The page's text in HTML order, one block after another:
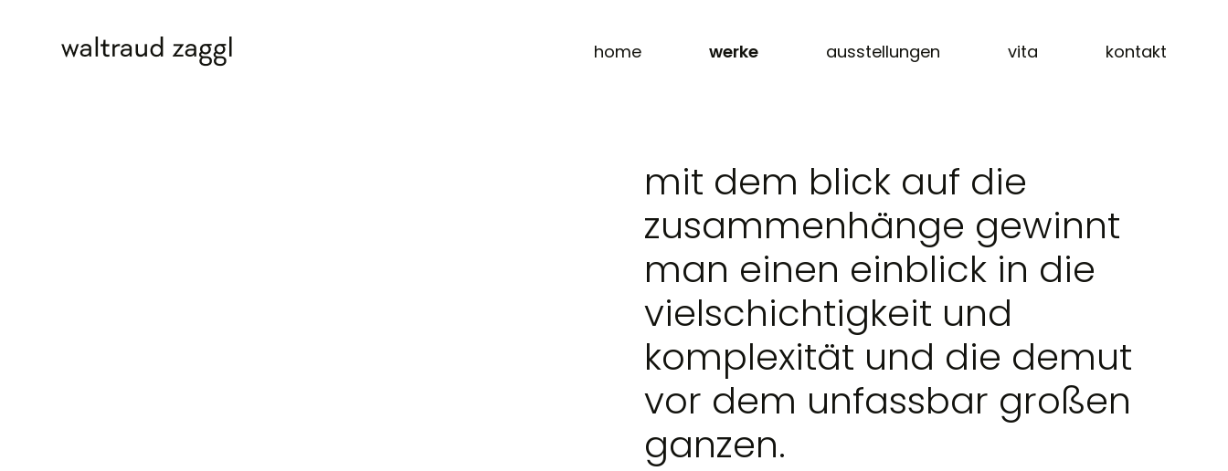
home werke ausstellungen vita kontakt
mit dem blick auf die
zusammenhänge gewinnt
man einen einblick in die
vielschichtigkeit und
komplexität und die demut
vor dem unfassbar großen
ganzen.